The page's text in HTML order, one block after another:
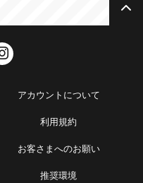
アカウントについて
利用規約
お客さまへのお願い
推奨環境